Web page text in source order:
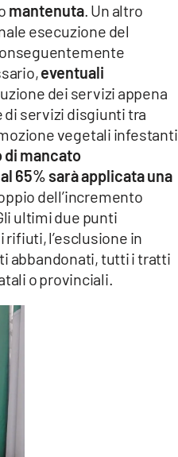
mantenuta. Un altro
esecuzione del
eventuali
dei servizi appena
di servizi disgiunti tra
vegetali infestanti
di mancato
65% sarà applicata una
dell’incremento
ultimi due punti
l’esclusione in
abbandonati, tutti i tratti
o provinciali.